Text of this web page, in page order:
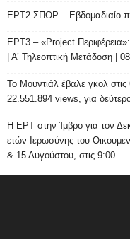
ΕΡΤ2 ΣΠΟΡ – Εβδομαδιαίο
ΕΡΤ3 – «Project
| Α’ Τηλεοπτική Μετάδοση |
Το Μουντιάλ έβαλε γκολ στις
22.551.894 views, για
Η ΕΡΤ στην Ίμβρο για τον
ετών Ιερωσύνης του
& 15 Αυγούστου, στις 9:00